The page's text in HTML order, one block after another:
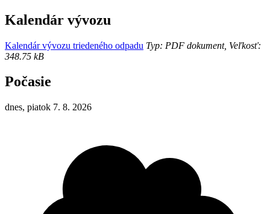
Kalendár vývozu
Kalendár vývozu triedeného odpadu Typ: PDF dokument, Veľkosť:
348.75 kB
Počasie
dnes, piatok 7. 8. 2026